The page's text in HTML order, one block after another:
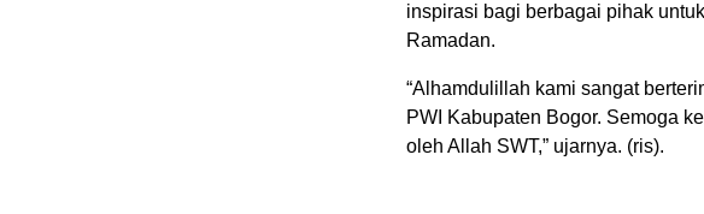
inspirasi bagi berbagai pihak
Ramadan.
“Alhamdulillah kami sangat
PWI Kabupaten Bogor. Semoga
oleh Allah SWT,” ujarnya. (ris).